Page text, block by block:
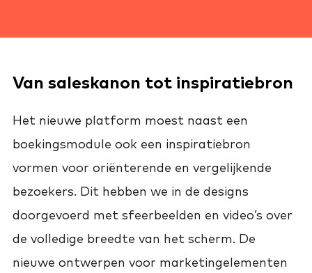
Van saleskanon tot inspiratiebron
Het nieuwe platform moest naast een
boekingsmodule ook een inspiratiebron
vormen voor oriënterende en vergelijkende
bezoekers. Dit hebben we in de designs
doorgevoerd met sfeerbeelden en video’s over
de volledige breedte van het scherm. De
nieuwe ontwerpen voor marketingelementen